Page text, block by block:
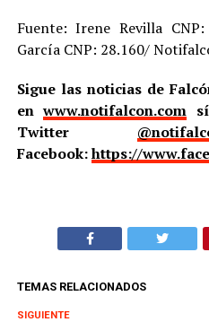
Fuente: Irene Revilla
García CNP: 28.160/
Sigue las noticias de
enwww.notifalcon.com
Twitter
Facebook:https://
TEMAS RELACIONADOS
SIGUIENTE